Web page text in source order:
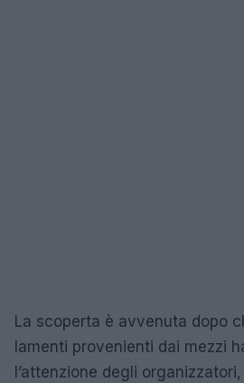
La scoperta è avvenuta dopo
lamenti provenienti dai mezzi
l’attenzione degli